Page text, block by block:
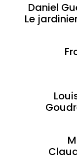
Daniel
Le